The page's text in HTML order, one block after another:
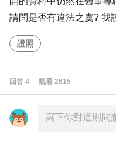
請問是否有違法之虞? 我
證照
回答 4 觀看 2615